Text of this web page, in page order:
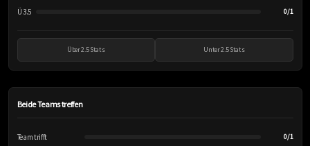
Ü 3.5 0/1
Über 2.5 Stats Unter 2.5 Stats
Beide Teams treffen
Team trifft 0/1